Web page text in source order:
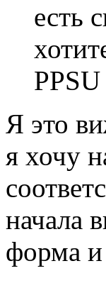
есть
Я это
я хочу
начала
форма и